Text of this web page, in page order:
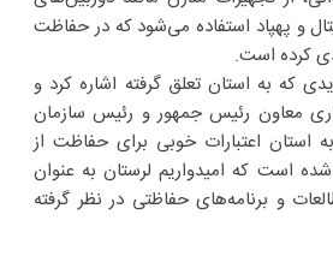
و پهپاد استفاده می‌شود که در حفاظت
کرده است.
که به استان تعلق گرفته اشاره کرد و
معاون رئیس جمهور و رئیس سازمان
اعتبارات خوبی برای حفاظت از
است که امیدواریم لرستان به عنوان
و برنامه‌های حفاظتی در نظر گرفته